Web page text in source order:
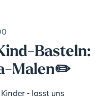
Basteln:
Malen✏️
- lasst uns